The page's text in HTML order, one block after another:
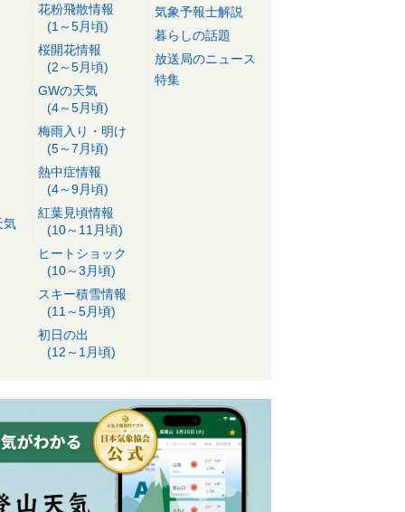
気
花粉飛散情報
(1～5月頃)
桜開花情報
(2～5月頃)
GWの天気
(4～5月頃)
梅雨入り・明け
(5～7月頃)
熱中症情報
(4～9月頃)
紅葉見頃情報
(10～11月頃)
ヒートショック
(10～3月頃)
スキー積雪情報
(11～5月頃)
初日の出
(12～1月頃)
気象予報士解説
暮らしの話題
放送局のニュース
特集